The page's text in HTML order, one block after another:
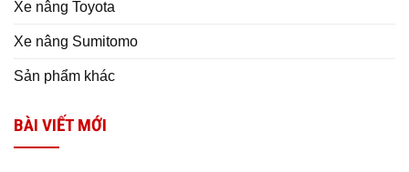
Xe nâng Toyota
Xe nâng Sumitomo
Sản phẩm khác
BÀI VIẾT MỚI